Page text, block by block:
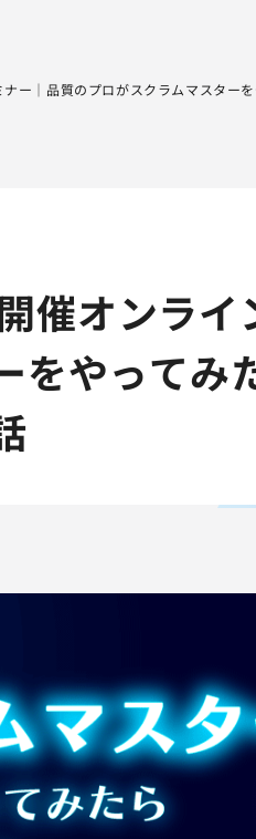
ナー｜品質のプロがスクラムマスター
催オンラ
をやってみ